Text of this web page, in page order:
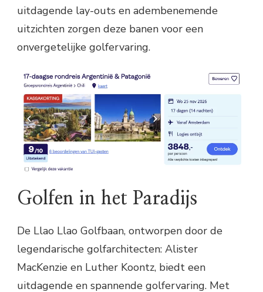
uitdagende lay-outs en adembenemende
uitzichten zorgen deze banen voor een
onvergetelijke golfervaring.
Golfen in het Paradijs
De Llao Llao Golfbaan, ontworpen door de
legendarische golfarchitecten: Alister
MacKenzie en Luther Koontz, biedt een
uitdagende en spannende golfervaring. Met